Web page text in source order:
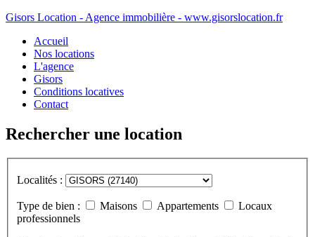
Gisors Location - Agence immobilière - www.gisorslocation.fr
Accueil
Nos locations
L'agence
Gisors
Conditions locatives
Contact
Rechercher une location
Localités :
Type de bien : Maisons Appartements
Locaux
professionnels